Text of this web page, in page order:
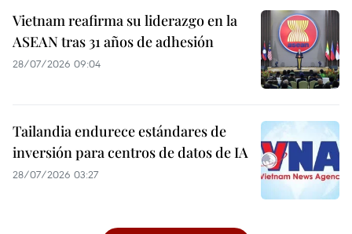
Vietnam reafirma su liderazgo en la
ASEAN tras 31 años de adhesión
28/07/2026 09:04
Tailandia endurece estándares de
inversión para centros de datos de IA
28/07/2026 03:27